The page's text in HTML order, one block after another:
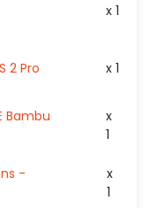
x 1
2 Pro x 1
Bambu
x
1
-
x
1